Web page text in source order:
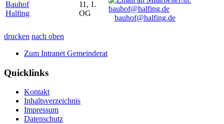
Bauhof
Halfing
11, 1.
OG
bauhof@halfing.de
drucken nach oben
Zum Intranet Gemeinderat
Quicklinks
Kontakt
Inhaltsverzeichnis
Impressum
Datenschutz